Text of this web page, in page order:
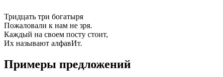
Тридцать три богатыря
Пожаловали к нам не зря.
Каждый на своем посту стоит,
Их называют алфавИт.
Примеры предложений